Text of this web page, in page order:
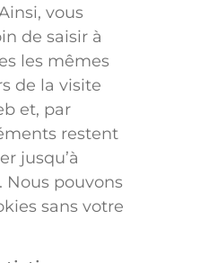
vous
de saisir à
les mêmes
de la visite
et, par
restent
jusqu’à
pouvons
sans votre